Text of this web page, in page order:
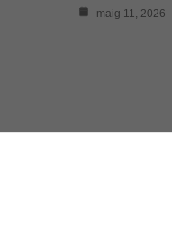
maig 11, 2026